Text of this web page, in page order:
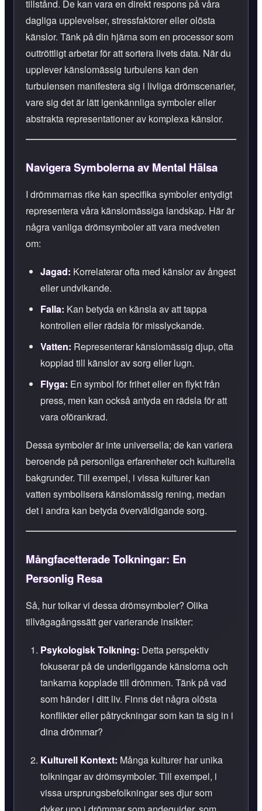
tillstånd. De kan vara en direkt respons på våra
dagliga upplevelser, stressfaktorer eller olösta
känslor. Tänk på din hjärna som en processor som
outtröttligt arbetar för att sortera livets data. När du
upplever känslomässig turbulens kan den
turbulensen manifestera sig i livliga drömscenarier,
vare sig det är lätt igenkännliga symboler eller
abstrakta representationer av komplexa känslor.
Navigera Symbolerna av Mental Hälsa
I drömmarnas rike kan specifika symboler entydigt
representera våra känslomässiga landskap. Här är
några vanliga drömsymboler att vara medveten
om:
Jagad: Korrelaterar ofta med känslor av ångest
eller undvikande.
Falla: Kan betyda en känsla av att tappa
kontrollen eller rädsla för misslyckande.
Vatten: Representerar känslomässig djup, ofta
kopplad till känslor av sorg eller lugn.
Flyga: En symbol för frihet eller en flykt från
press, men kan också antyda en rädsla för att
vara oförankrad.
Dessa symboler är inte universella; de kan variera
beroende på personliga erfarenheter och kulturella
bakgrunder. Till exempel, i vissa kulturer kan
vatten symbolisera känslomässig rening, medan
det i andra kan betyda överväldigande sorg.
Mångfacetterade Tolkningar: En
Personlig Resa
Så, hur tolkar vi dessa drömsymboler? Olika
tillvägagångssätt ger varierande insikter:
Psykologisk Tolkning: Detta perspektiv
fokuserar på de underliggande känslorna och
tankarna kopplade till drömmen. Tänk på vad
som händer i ditt liv. Finns det några olösta
konflikter eller påtryckningar som kan ta sig in i
dina drömmar?
Kulturell Kontext: Många kulturer har unika
tolkningar av drömsymboler. Till exempel, i
vissa ursprungsbefolkningar ses djur som